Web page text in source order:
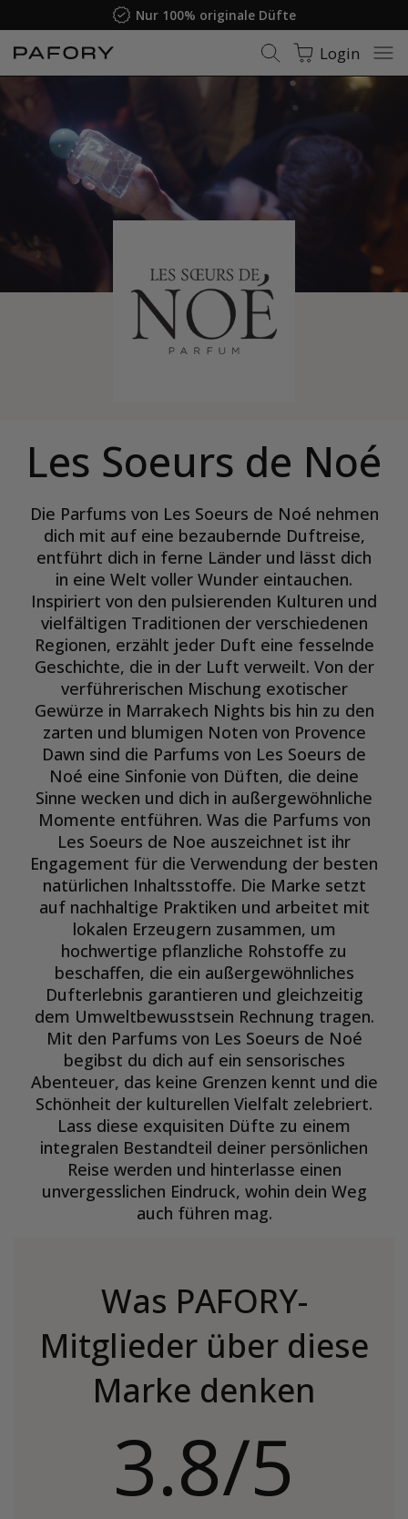
Nur 100% originale Düfte
Login
Les Soeurs de Noé
Die Parfums von Les Soeurs de Noé nehmen
dich mit auf eine bezaubernde Duftreise,
entführt dich in ferne Länder und lässt dich
in eine Welt voller Wunder eintauchen.
Inspiriert von den pulsierenden Kulturen und
vielfältigen Traditionen der verschiedenen
Regionen, erzählt jeder Duft eine fesselnde
Geschichte, die in der Luft verweilt. Von der
verführerischen Mischung exotischer
Gewürze in Marrakech Nights bis hin zu den
zarten und blumigen Noten von Provence
Dawn sind die Parfums von Les Soeurs de
Noé eine Sinfonie von Düften, die deine
Sinne wecken und dich in außergewöhnliche
Momente entführen. Was die Parfums von
Les Soeurs de Noe auszeichnet ist ihr
Engagement für die Verwendung der besten
natürlichen Inhaltsstoffe. Die Marke setzt
auf nachhaltige Praktiken und arbeitet mit
lokalen Erzeugern zusammen, um
hochwertige pflanzliche Rohstoffe zu
beschaffen, die ein außergewöhnliches
Dufterlebnis garantieren und gleichzeitig
dem Umweltbewusstsein Rechnung tragen.
Mit den Parfums von Les Soeurs de Noé
begibst du dich auf ein sensorisches
Abenteuer, das keine Grenzen kennt und die
Schönheit der kulturellen Vielfalt zelebriert.
Lass diese exquisiten Düfte zu einem
integralen Bestandteil deiner persönlichen
Reise werden und hinterlasse einen
unvergesslichen Eindruck, wohin dein Weg
auch führen mag.
Was PAFORY-
Mitglieder über diese
Marke denken
3.8/5